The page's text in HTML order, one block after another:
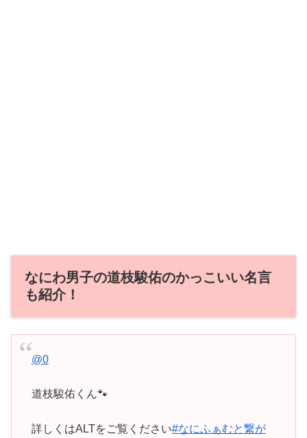
なにわ男子の道枝駿佑のかっこいい名言
も紹介！
@0
道枝駿佑くん🐾
詳しくはALTをご覧ください#なにふぁむと繋が